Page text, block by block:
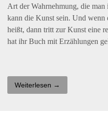
Art der Wahrnehmung, die man
kann die Kunst sein. Und wenn
heißt, dann tritt zur Kunst eine
hat ihr Buch mit Erzählungen
Weiterlesen →